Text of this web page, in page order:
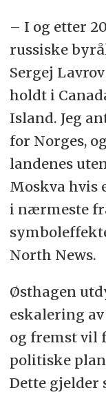
– I og etter
russiske
Sergej
holdt i
Island. Jeg
for Norges,
landenes
Moskva hvis
i nærmeste
North News.
Østhagen
eskalering
og fremst vil
politiske
Dette